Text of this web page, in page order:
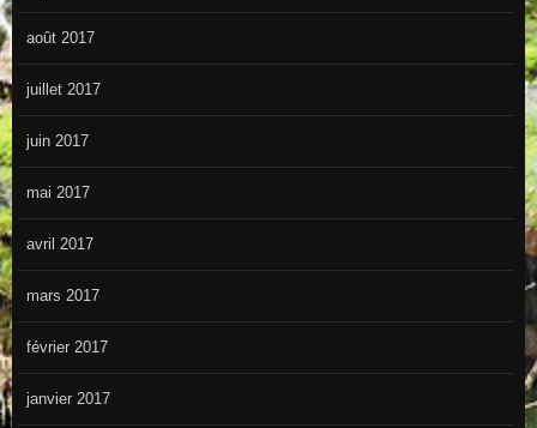
août 2017
juillet 2017
juin 2017
mai 2017
avril 2017
mars 2017
février 2017
janvier 2017